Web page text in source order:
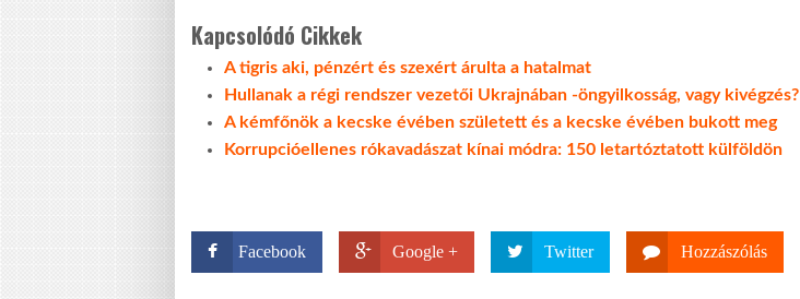
Kapcsolódó Cikkek
A tigris aki, pénzért és szexért árulta a hatalmat
Hullanak a régi rendszer vezetői Ukrajnában -öngyilkosság, vagy kivégzés?
A kémfőnök a kecske évében született és a kecske évében bukott meg
Korrupcióellenes rókavadászat kínai módra: 150 letartóztatott külföldön
Facebook Google + Twitter Hozzászólás